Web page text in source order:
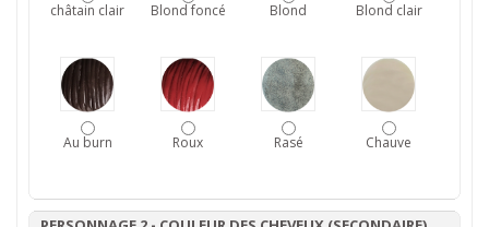
châtain clair Blond foncé Blond Blond clair
Au burn Roux Rasé Chauve